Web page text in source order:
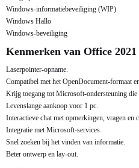
Windows-informatiebeveiliging (WIP)
Windows Hallo
Windows-beveiliging
Kenmerken van Office
Laserpointer-opname.
Compatibel met het OpenDocument-formaat
Krijg toegang tot Microsoft-ondersteuning die
Levenslange aankoop voor 1 pc.
Interactieve chat met opmerkingen, vragen en
Integratie met Microsoft-services.
Snel zoeken bij het vinden van informatie.
Beter ontwerp en lay-out.